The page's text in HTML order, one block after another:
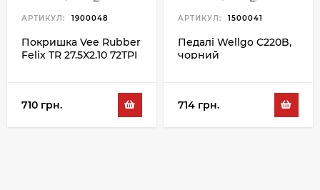
АРТИКУЛ: 1900048
Покришка Vee Rubber
Felix TR 27.5X2.10 72TPI
710 грн.
АРТИКУЛ: 1500041
Педалі Wellgo C220B,
чорний
714 грн.